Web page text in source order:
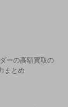
ーの高額買取の
まとめ